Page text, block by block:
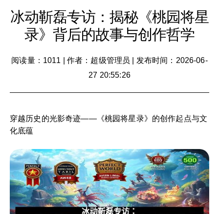
冰动靳磊专访：揭秘《桃园将星
录》背后的故事与创作哲学
阅读量：1011 作者：超级管理员
发布时间：2026-06-
27 20:55:26
穿越历史的光影奇迹——《桃园将星录》的创作起点与文
化底蕴